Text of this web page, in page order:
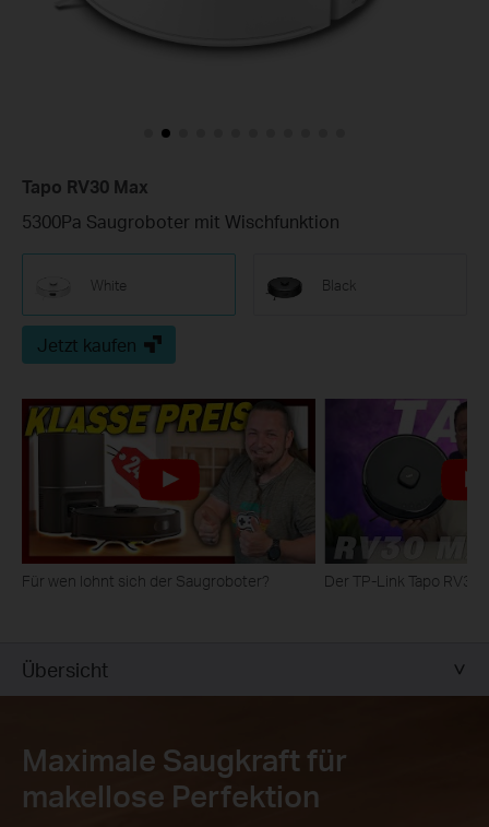
Tapo RV30 Max
5300Pa Saugroboter mit Wischfunktion
White Black
Jetzt kaufen
Für wen lohnt sich der Saugroboter? Der TP-Link Tapo RV30
Übersicht
Maximale Saugkraft für
makellose Perfektion